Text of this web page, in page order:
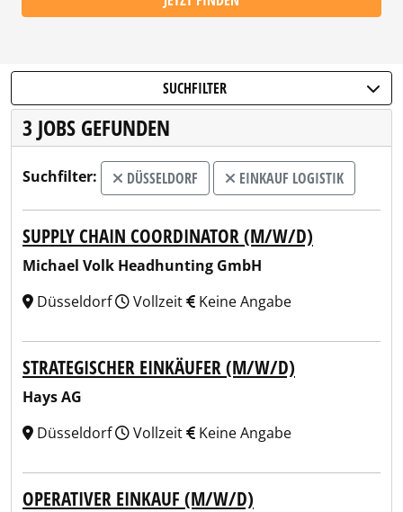
SUCHFILTER
3 JOBS GEFUNDEN
Suchfilter: DÜSSELDORF EINKAUF LOGISTIK
SUPPLY CHAIN COORDINATOR (M/W/D)
Michael Volk Headhunting GmbH
Düsseldorf
Vollzeit Keine Angabe
STRATEGISCHER EINKÄUFER (M/W/D)
Hays AG
Düsseldorf
Vollzeit Keine Angabe
OPERATIVER EINKAUF (M/W/D)